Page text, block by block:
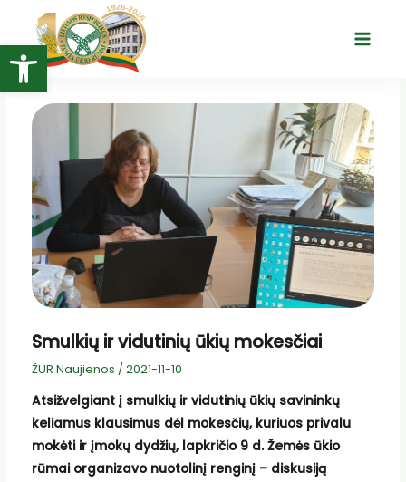
Open toolbar
turinio
Main
Smulkių ir vidutinių ūkių mokesčiai
ŽUR Naujienos / 2021-11-10
Atsižvelgiant į smulkių ir vidutinių ūkių savininkų
keliamus klausimus dėl mokesčių, kuriuos privalu
mokėti ir įmokų dydžių, lapkričio 9 d. Žemės ūkio
rūmai organizavo nuotolinį renginį – diskusiją